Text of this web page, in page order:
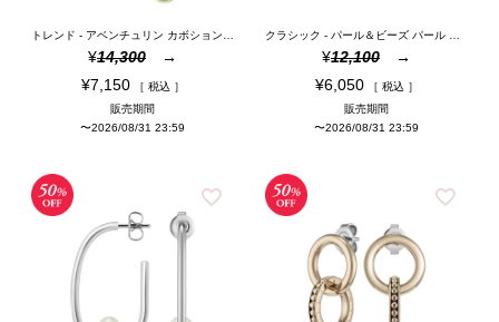
¥14,300
¥7,150
税込
販売期間
〜2026/08/31 23:59
¥12,100
¥6,050
税込
販売期間
〜2026/08/31 23:59